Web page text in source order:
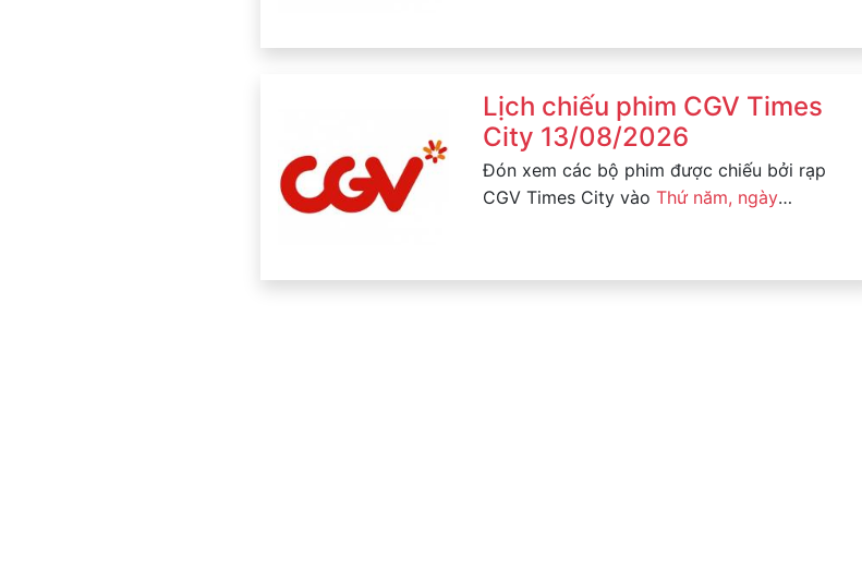
Lịch chiếu phim CGV Times
City 13/08/2026
Đón xem các bộ phim được chiếu bởi rạp
CGV Times City vàoThứ năm, ngày